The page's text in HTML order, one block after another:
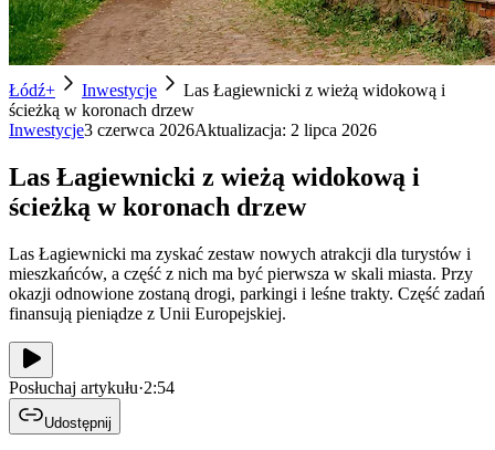
Łódź+ Inwestycje
Las Łagiewnicki z wieżą widokową i
ścieżką w koronach drzew
Inwestycje3 czerwca 2026Aktualizacja: 2 lipca 2026
Las Łagiewnicki z wieżą widokową i
ścieżką w koronach drzew
Las Łagiewnicki ma zyskać zestaw nowych atrakcji dla turystów i
mieszkańców, a część z nich ma być pierwsza w skali miasta. Przy
okazji odnowione zostaną drogi, parkingi i leśne trakty. Część zadań
finansują pieniądze z Unii Europejskiej.
Posłuchaj artykułu·2:54
Udostępnij